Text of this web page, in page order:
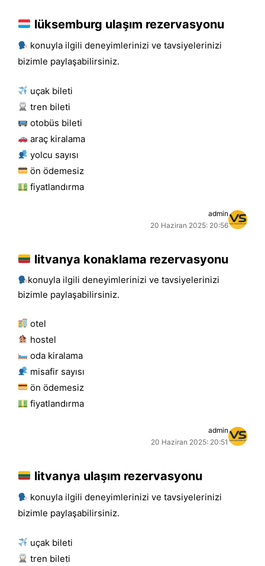
lüksemburg ulaşım rezervasyonu
konuyla ilgili deneyimlerinizi ve tavsiyelerinizi
bizimle paylaşabilirsiniz.
uçak bileti
tren bileti
otobüs bileti
araç kiralama
yolcu sayısı
ön ödemesiz
fiyatlandırma
admin
20 Haziran 2025: 20:56
litvanya konaklama rezervasyonu
konuyla ilgili deneyimlerinizi ve tavsiyelerinizi
bizimle paylaşabilirsiniz.
otel
hostel
oda kiralama
misafir sayısı
ön ödemesiz
fiyatlandırma
admin
20 Haziran 2025: 20:51
litvanya ulaşım rezervasyonu
konuyla ilgili deneyimlerinizi ve tavsiyelerinizi
bizimle paylaşabilirsiniz.
uçak bileti
tren bileti